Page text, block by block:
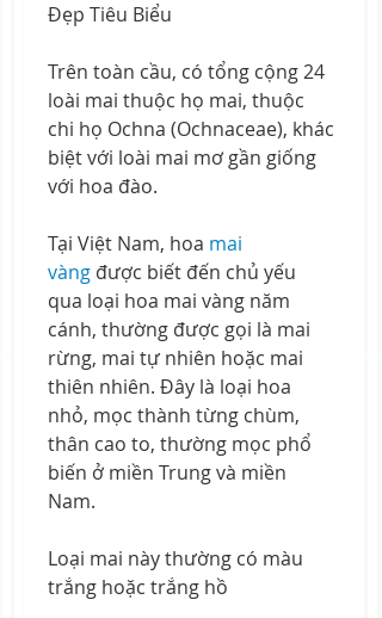
Đẹp Tiêu Biểu
Trên toàn cầu, có tổng cộng 24
loài mai thuộc họ mai, thuộc
chi họ Ochna (Ochnaceae), khác
biệt với loài mai mơ gần giống
với hoa đào.
Tại Việt Nam, hoa mai
vàng được biết đến chủ yếu
qua loại hoa mai vàng năm
cánh, thường được gọi là mai
rừng, mai tự nhiên hoặc mai
thiên nhiên. Đây là loại hoa
nhỏ, mọc thành từng chùm,
thân cao to, thường mọc phổ
biến ở miền Trung và miền
Nam.
Loại mai này thường có màu
trắng hoặc trắng hồ